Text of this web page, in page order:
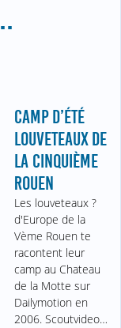
CAMP D’ÉTÉ
LOUVETEAUX DE
LA CINQUIÈME
ROUEN
Les louveteaux ?
d'Europe de la
Vème Rouen te
racontent leur
camp au Chateau
de la Motte sur
Dailymotion en
2006. Scoutvideo…